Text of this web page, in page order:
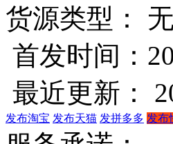
货源类型：
首发时间：
最近更新：
发布淘宝 发布天猫 发拼多多 发布